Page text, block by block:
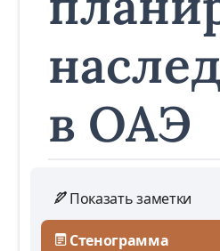
в ОАЭ
Показать заметки
Стенограмма